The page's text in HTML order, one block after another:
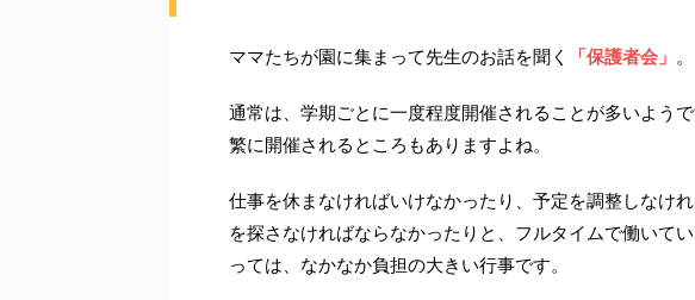
ママたちが園に集まって先生のお話を聞く 「保護者会」 。
通常は、学期ごとに一度程度開催されることが多いよう
繁に開催されるところもありますよね。
仕事を休まなければいけなかったり、予定を調整しなけ
を探さなければならなかったりと、フルタイムで働いて
っては、なかなか負担の大きい行事です。